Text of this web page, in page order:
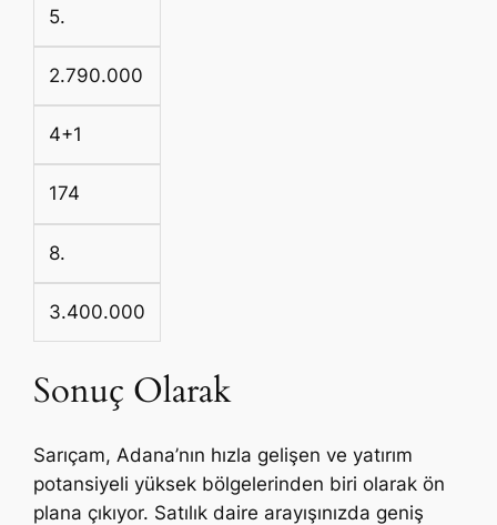
5.
2.790.000
4+1
174
8.
3.400.000
Sonuç Olarak
Sarıçam, Adana’nın hızla gelişen ve yatırım
potansiyeli yüksek bölgelerinden biri olarak ön
plana çıkıyor. Satılık daire arayışınızda geniş